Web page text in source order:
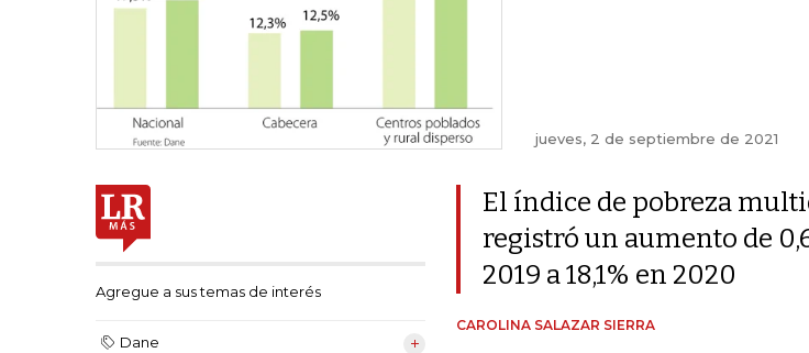
jueves, 2 de septiembre de 2021
Agregue a sus temas de interés
Dane
El índice de pobreza
registró un aumento de
2019 a 18,1% en 2020
CAROLINA SALAZAR SIERRA